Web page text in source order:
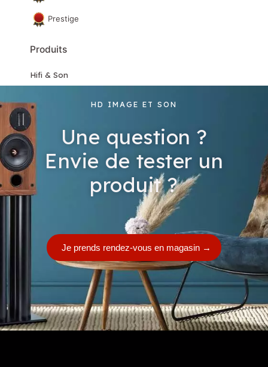
Prestige
Produits
Hifi & Son
Mobilier & accessoires
Matériels de démonstration et d'occasion
HD IMAGE ET SON
Une question ?
Envie de tester un
produit ?
Je prends rendez-vous en magasin →